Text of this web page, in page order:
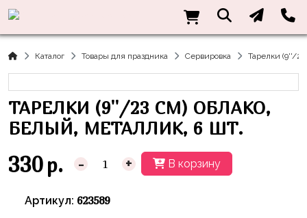
Каталог Товары для праздника Сервировка Тарелки (9''/
ТАРЕЛКИ (9''/23 СМ) ОБЛАКО,
БЕЛЫЙ, МЕТАЛЛИК, 6 ШТ.
330 р. - + В корзину
Артикул: 623589
консультация?
Акции
Хиты
Каталог
Латексные
шары
без
Латексные
Праздники
8
марта
23
Дембель
Родился
Тематики
Оранжевая
Корова
Маша
Медведь
Трактор
Информация
О нас
Доставка
и оплата
Контакты